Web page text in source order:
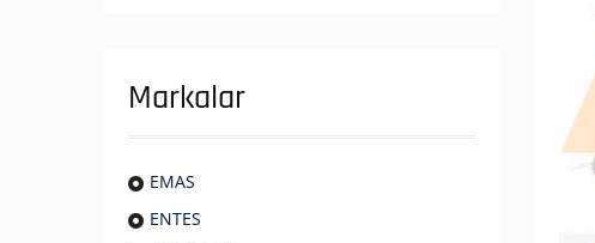
Markalar
EMAS
ENTES